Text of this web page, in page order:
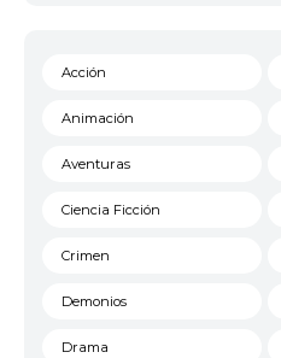
Acción
Animación
Aventuras
Ciencia Ficción
Crimen
Demonios
Drama